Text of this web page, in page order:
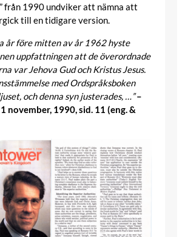
från 1990 undviker att nämna att
till en tidigare version.
år före mitten av år 1962 hyste
uppfattningen att de överordnade
var Jehova Gud och Kristus Jesus.
med Ordspråksboken
och denna syn justerades, …”–
november, 1990, sid. 11 (eng. &